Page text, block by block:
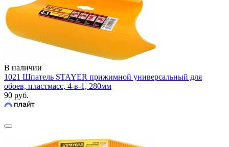
В наличии
1021 Шпатель STAYER прижимной универсальный для
обоев, пластмасс, 4-в-1, 280мм
90 руб.